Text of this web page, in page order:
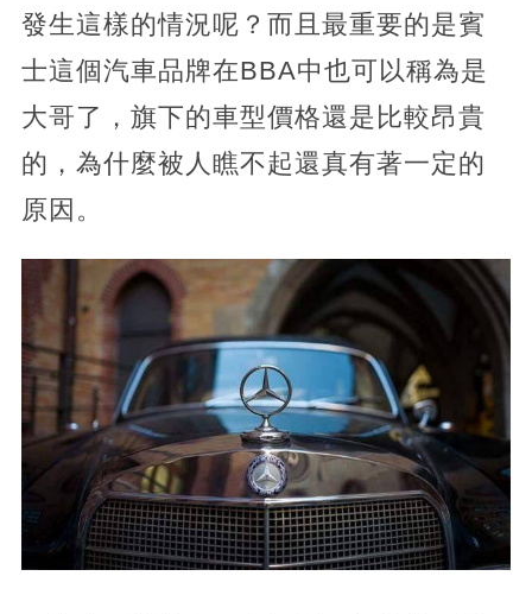
發生這樣的情況呢？而且最重要的是賓
士這個汽車品牌在BBA中也可以稱為是
大哥了，旗下的車型價格還是比較昂貴
的，為什麼被人瞧不起還真有著一定的
原因。